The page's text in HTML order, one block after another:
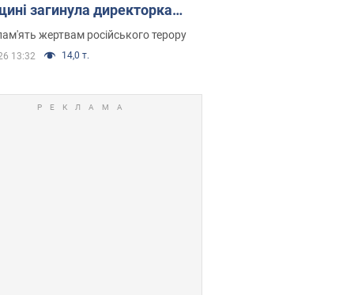
загинула директорка
ліцею, її чоловік та онук
жертвам російського терору
13:32 14,0 т.